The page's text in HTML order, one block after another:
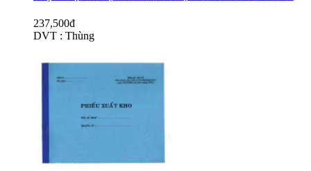
237,500đ
DVT : Thùng